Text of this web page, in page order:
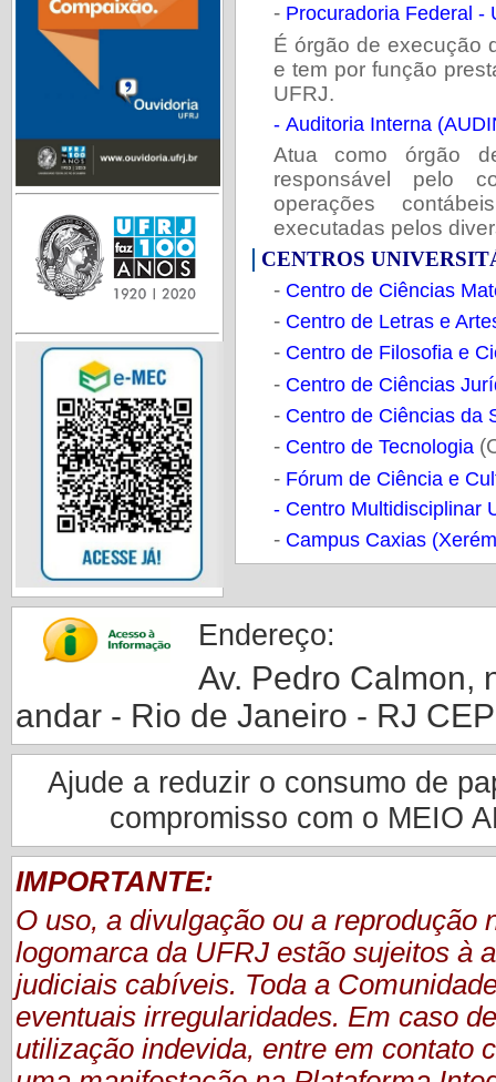
- Procuradoria Federal -
É órgão de execução
e tem por função
UFRJ.
- Auditoria Interna
Atua como órgão
responsável pelo
operações
executadas pelos
CENTROS
- Centro de Ciências
- Centro de Letras e
- Centro de Filosofia e
- Centro de Ciências
- Centro de Ciências da
- Centro de Tecnologia
- Fórum de Ciência e
- Centro Multidisciplinar
- Campus Caxias
Endereço:
Av. Pedro Calmon,
andar - Rio de Janeiro - RJ
Ajude a reduzir o consumo de
compromisso com o MEIO
IMPORTANTE:
O uso, a divulgação ou a reprodução
logomarca da UFRJ estão sujeitos à
judiciais cabíveis. Toda a
eventuais irregularidades. Em caso
utilização indevida, entre em contato